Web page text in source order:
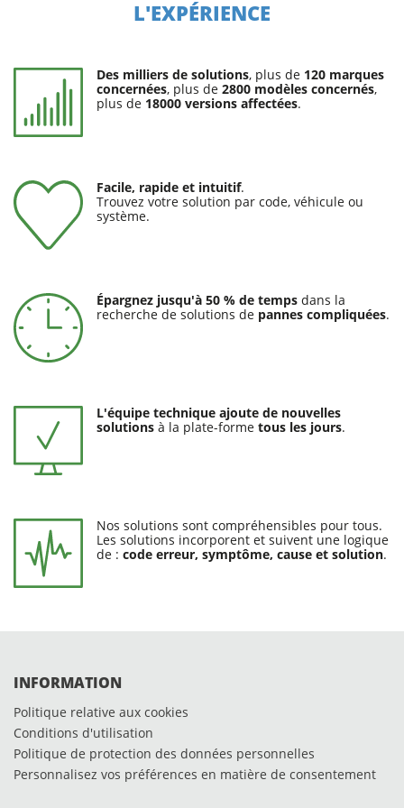
L'EXPÉRIENCE
Des milliers de solutions, plus de 120 marques
concernées, plus de 2800 modèles concernés,
plus de 18000 versions affectées.
Facile, rapide et intuitif.
Trouvez votre solution par code, véhicule ou
système.
Épargnez jusqu'à 50 % de temps dans la
recherche de solutions de pannes compliquées.
L'équipe technique ajoute de nouvelles
solutions à la plate-forme tous les jours.
Nos solutions sont compréhensibles pour tous.
Les solutions incorporent et suivent une logique
de : code erreur, symptôme, cause et solution.
INFORMATION
Politique relative aux cookies
Conditions d'utilisation
Politique de protection des données personnelles
Personnalisez vos préférences en matière de consentement